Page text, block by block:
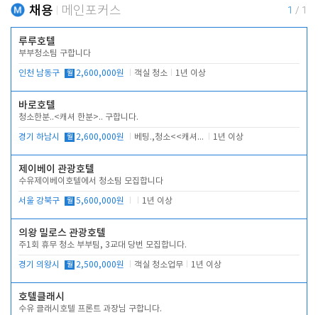
채용 메인포커스 1 / 1
루루호텔
부부청소팀 구합니다
인천 남동구 월 2,600,000원 객실 청소 1년 이상
바로호텔
청소한분..<캐셔 한분>.. 구합니다.
경기 하남시 월 2,600,000원 베팅.,청소<<캐셔 모셔봅니다. 1년 이상
제이베이 관광호텔
수유제이베이호텔에서 청소팀 모집합니다
서울 강북구 월 5,600,000원 1년 이상
의왕 밀로스 관광호텔
주1회 휴무 청소 부부팀, 3교대 당번 모집합니다.
경기 의왕시 월 2,500,000원 객실 청소업무 1년 이상
호텔클래시
수유 클래시호텔 프론트 과장님 구합니다.